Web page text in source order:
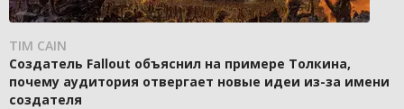
TIM CAIN
Создатель Fallout объяснил на примере Толкина,
почему аудитория отвергает новые идеи из-за имени
создателя